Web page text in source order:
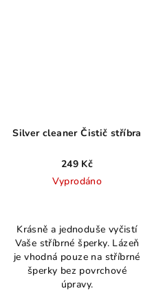
Silver cleaner Čistič stříbra
249 Kč
Vyprodáno
produktu
je
5,0
z
5
Krásně a jednoduše vyčistí
Vaše stříbrné šperky. Lázeň
je vhodná pouze na stříbrné
šperky bez povrchové
úpravy.